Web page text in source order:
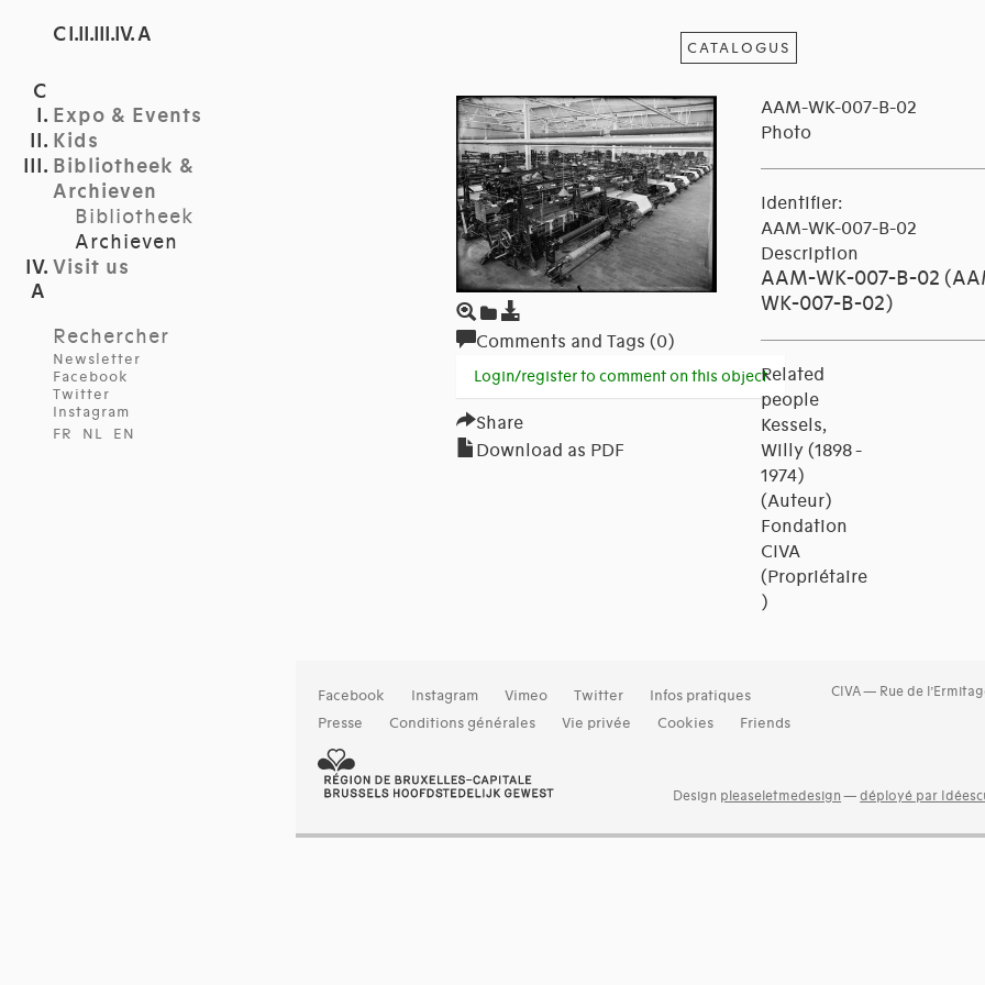
C I.II.III.IV. A
Expo & Events
Kids
Bibliotheek &
Archieven
Bibliotheek
Archieven
Visit us
Rechercher
Newsletter
Facebook
Twitter
Instagram
FR
NL EN
CATALOGUS
Comments and Tags (0)
Login/register to comment on this object
Share
Download as PDF
AAM-WK-007-B-02
Photo
Identifier:
AAM-WK-007-B-02
Description
AAM-WK-007-B-02
WK-007-B-02)
Related
people
Kessels,
Willy (1898 -
1974)
(Auteur)
Fondation
CIVA
(Propriétaire
)
Facebook Instagram Vimeo Twitter
Infos pratiques
Presse
Conditions générales Vie privée Cookies Friends
CIVA — Rue de
Design pleaseletmedesign —déployé par